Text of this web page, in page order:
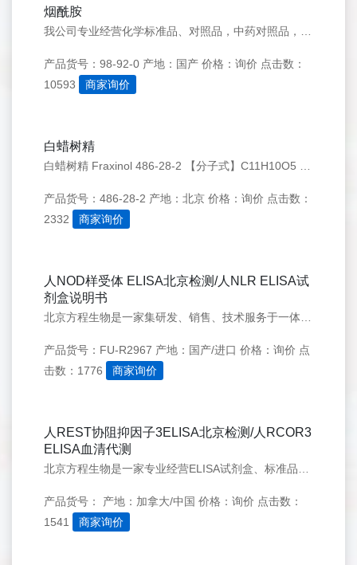
烟酰胺
产品货号：98-92-0 产地：国产 价格：询价 点击数：
10593
商家询价
白蜡树精
产品货号：486-28-2 产地：北京 价格：询价 点击数：
2332
商家询价
人NOD样受体 ELISA北京检测/人NLR ELISA试
剂盒说明书
产品货号：FU-R2967 产地：国产/进口 价格：询价 点
击数：1776
商家询价
人REST协阻抑因子3ELISA北京检测/人RCOR3
ELISA血清代测
产品货号： 产地：加拿大/中国 价格：询价 点击数：
1541
商家询价